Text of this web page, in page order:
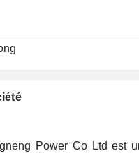
Power Co Ltd est